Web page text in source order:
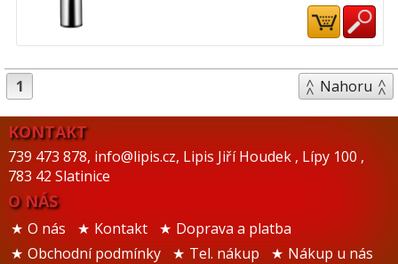
1 Nahoru
KONTAKT
739 473 878, info@lipis.cz, Lipis Jiří Houdek , Lípy 100 ,
783 42 Slatinice
O NÁS
O nás Kontakt
Doprava a platba
Obchodní podmínky
Tel. nákup Nákup u nás